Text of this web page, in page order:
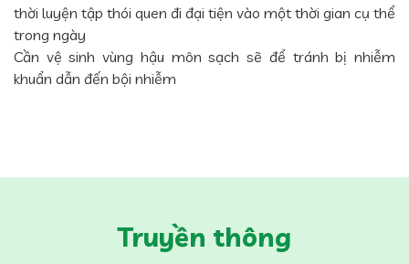
thời luyện tập thói quen đi đại tiện vào một thời gian cụ thể
trong ngày
Cần vệ sinh vùng hậu môn sạch sẽ để tránh bị nhiễm
khuẩn dẫn đến bội nhiễm
Truyền thông